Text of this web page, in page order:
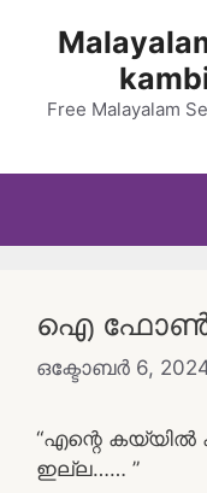
Free Malayalam
ഐ
ഒക്ടോബർ 6,
“എന്റെ കയ്യിൽ
ഇല്ല…… ”